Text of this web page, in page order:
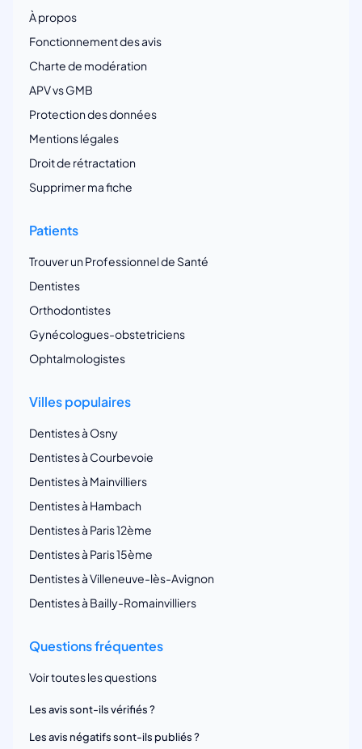
À propos
Fonctionnement des avis
Charte de modération
APV vs GMB
Protection des données
Mentions légales
Droit de rétractation
Supprimer ma fiche
Patients
Trouver un Professionnel de Santé
Dentistes
Orthodontistes
Gynécologues-obstetriciens
Ophtalmologistes
Villes populaires
Dentistes à Osny
Dentistes à Courbevoie
Dentistes à Mainvilliers
Dentistes à Hambach
Dentistes à Paris 12ème
Dentistes à Paris 15ème
Dentistes à Villeneuve-lès-Avignon
Dentistes à Bailly-Romainvilliers
Questions fréquentes
Voir toutes les questions
Les avis sont-ils vérifiés ?
Les avis négatifs sont-ils publiés ?